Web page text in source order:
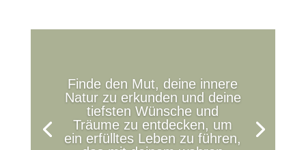
Finde den Mut, deine innere
Natur zu erkunden und deine
tiefsten Wünsche und
Träume zu entdecken, um
ein erfülltes Leben zu führen,